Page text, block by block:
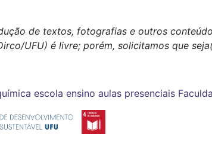
de textos, fotografias e outros
UFU) é livre; porém, solicitamos que
escola ensino aulas presenciais